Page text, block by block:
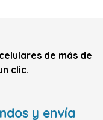
de más de
clic.
y envía